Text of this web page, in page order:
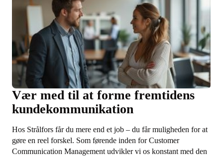
Vær med til at forme fremtidens
kundekommunikation
Hos Strålfors får du mere end et job – du får muligheden for at
gøre en reel forskel. Som førende inden for Customer
Communication Management udvikler vi os konstant med den